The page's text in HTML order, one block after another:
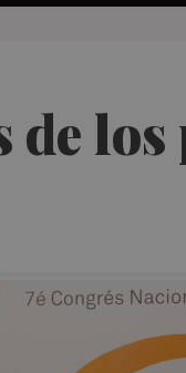
los